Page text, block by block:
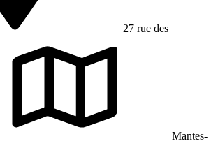
27 rue des
Mantes-